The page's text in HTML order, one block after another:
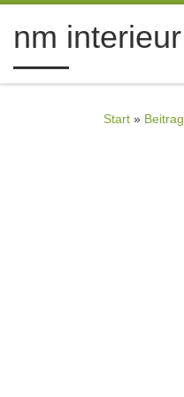
Zum Inhalt springen
nm interieur
Start » Beitrag